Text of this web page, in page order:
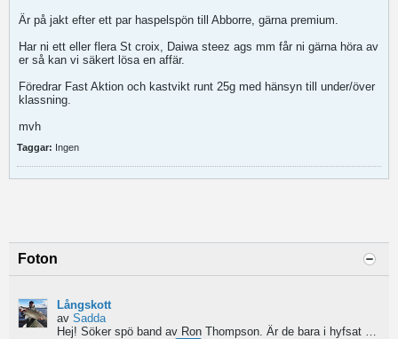
Är på jakt efter ett par haspelspön till Abborre, gärna premium.
Har ni ett eller flera St croix, Daiwa steez ags mm får ni gärna höra av
er så kan vi säkert lösa en affär.
Föredrar Fast Aktion och kastvikt runt 25g med hänsyn till under/över
klassning.
mvh
Taggar: Ingen
Foton
Långskott
av Sadda
Hej! Söker spö band av Ron Thompson. Är de bara i hyfsat skick så köper jag gärna ett par....